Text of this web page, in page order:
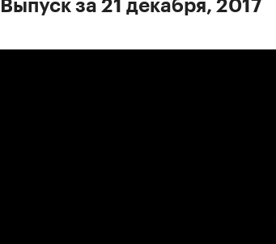
Выпуск за 21 декабря, 2017